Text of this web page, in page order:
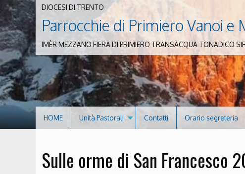
DIOCESI DI TRENTO
Parrocchie di Primiero Vanoi e
IMÈR MEZZANO FIERA DI PRIMIERO TRANSACQUA TONADICO
HOME Unità Pastorali Contatti Orario segreteria
Sulle orme di San Francesco